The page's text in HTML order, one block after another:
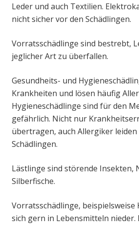
Leder und auch Textilien.
nicht sicher vor den Schädlingen.
Vorratsschädlinge sind bestrebt,
jeglicher Art zu überfallen.
Gesundheits- und
Krankheiten und lösen häufig
Hygieneschädlinge sind für den
gefährlich. Nicht nur
übertragen, auch Allergiker
Schädlingen.
Lästlinge sind störende Insekten,
Silberfische.
Vorratsschädlinge, beispielsweise
sich gern in Lebensmitteln nieder.